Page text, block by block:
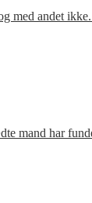
med andet
mand har